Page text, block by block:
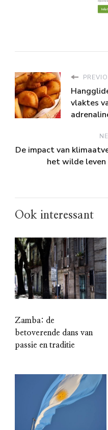
vlaktes
De impact van
het wilde
Ook interessant
Zamba: de
betoverende dans van
passie en traditie